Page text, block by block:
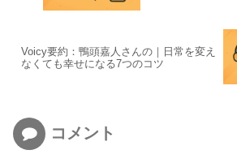
Voicy要約：鴨頭嘉人さんの｜日常を変え
なくても幸せになる7つのコツ
コメント